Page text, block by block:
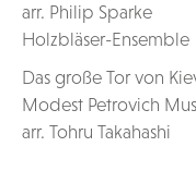
arr. Philip Sparke
Holzbläser-Ensemble
Das große Tor von
Modest Petrovich
arr. Tohru Takahashi